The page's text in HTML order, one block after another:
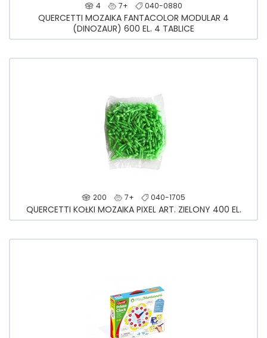
4 7+ 040-0880
QUERCETTI MOZAIKA FANTACOLOR MODULAR 4
(DINOZAUR) 600 EL. 4 TABLICE
200 7+ 040-1705
QUERCETTI KOŁKI MOZAIKA PIXEL ART. ZIELONY 400 EL.